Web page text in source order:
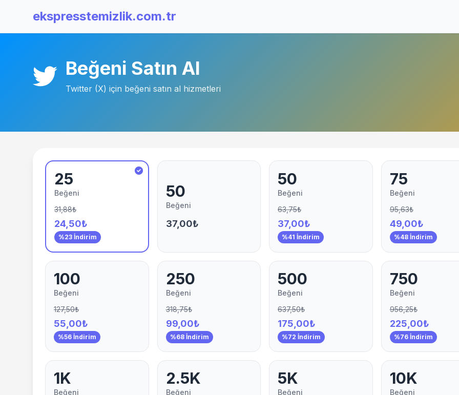
ekspresstemizlik.com.tr
Beğeni Satın Al
Twitter (X) için beğeni satın al hizmetleri
25
Beğeni
31,88₺
24,50₺
%23 İndirim
50
Beğeni
37,00₺
50
Beğeni
63,75₺
37,00₺
%41 İndirim
75
Beğeni
95,63₺
49,00₺
%48 İndirim
100
Beğeni
127,50₺
55,00₺
%56 İndirim
250
Beğeni
318,75₺
99,00₺
%68 İndirim
500
Beğeni
637,50₺
175,00₺
%72 İndirim
750
Beğeni
956,25₺
225,00₺
%76 İndirim
1K
Beğeni
2.5K
Beğeni
5K
Beğeni
10K
Beğeni